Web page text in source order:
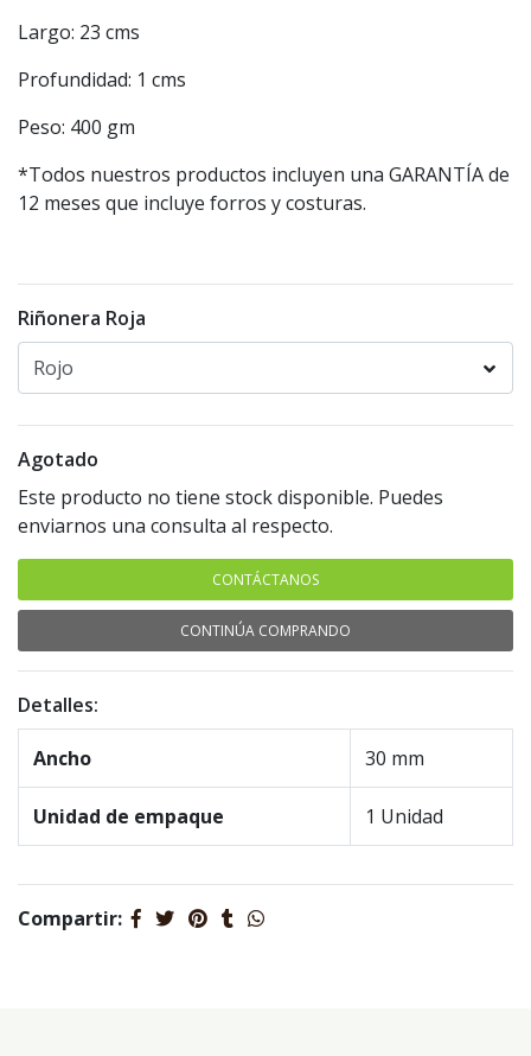
Largo: 23 cms
Profundidad: 1 cms
Peso: 400 gm
*Todos nuestros productos incluyen una GARANTÍA de
12 meses que incluye forros y costuras.
Riñonera Roja
Agotado
Este producto no tiene stock disponible. Puedes
enviarnos una consulta al respecto.
CONTÁCTANOS
CONTINÚA COMPRANDO
Detalles:
Ancho 30 mm
Unidad de empaque 1 Unidad
Compartir: